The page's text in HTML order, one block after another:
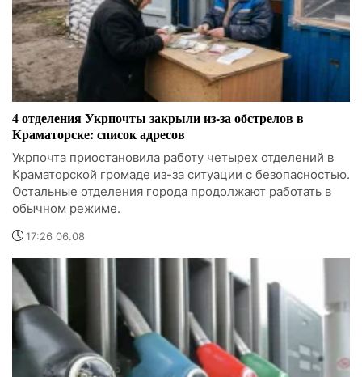
4 отделения Укрпочты закрыли из-за обстрелов в
Краматорске: список адресов
Укрпочта приостановила работу четырех отделений в
Краматорской громаде из-за ситуации с безопасностью.
Остальные отделения города продолжают работать в
обычном режиме.
17:26 06.08